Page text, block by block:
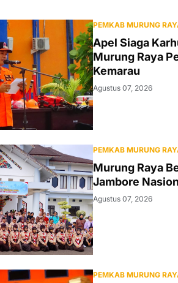
PEMKAB MURUNG
Apel Siaga
Murung Raya
Kemarau
Agustus 07, 2026
PEMKAB MURUNG
Murung Raya
Jambore
Agustus 07, 2026
PEMKAB MURUNG